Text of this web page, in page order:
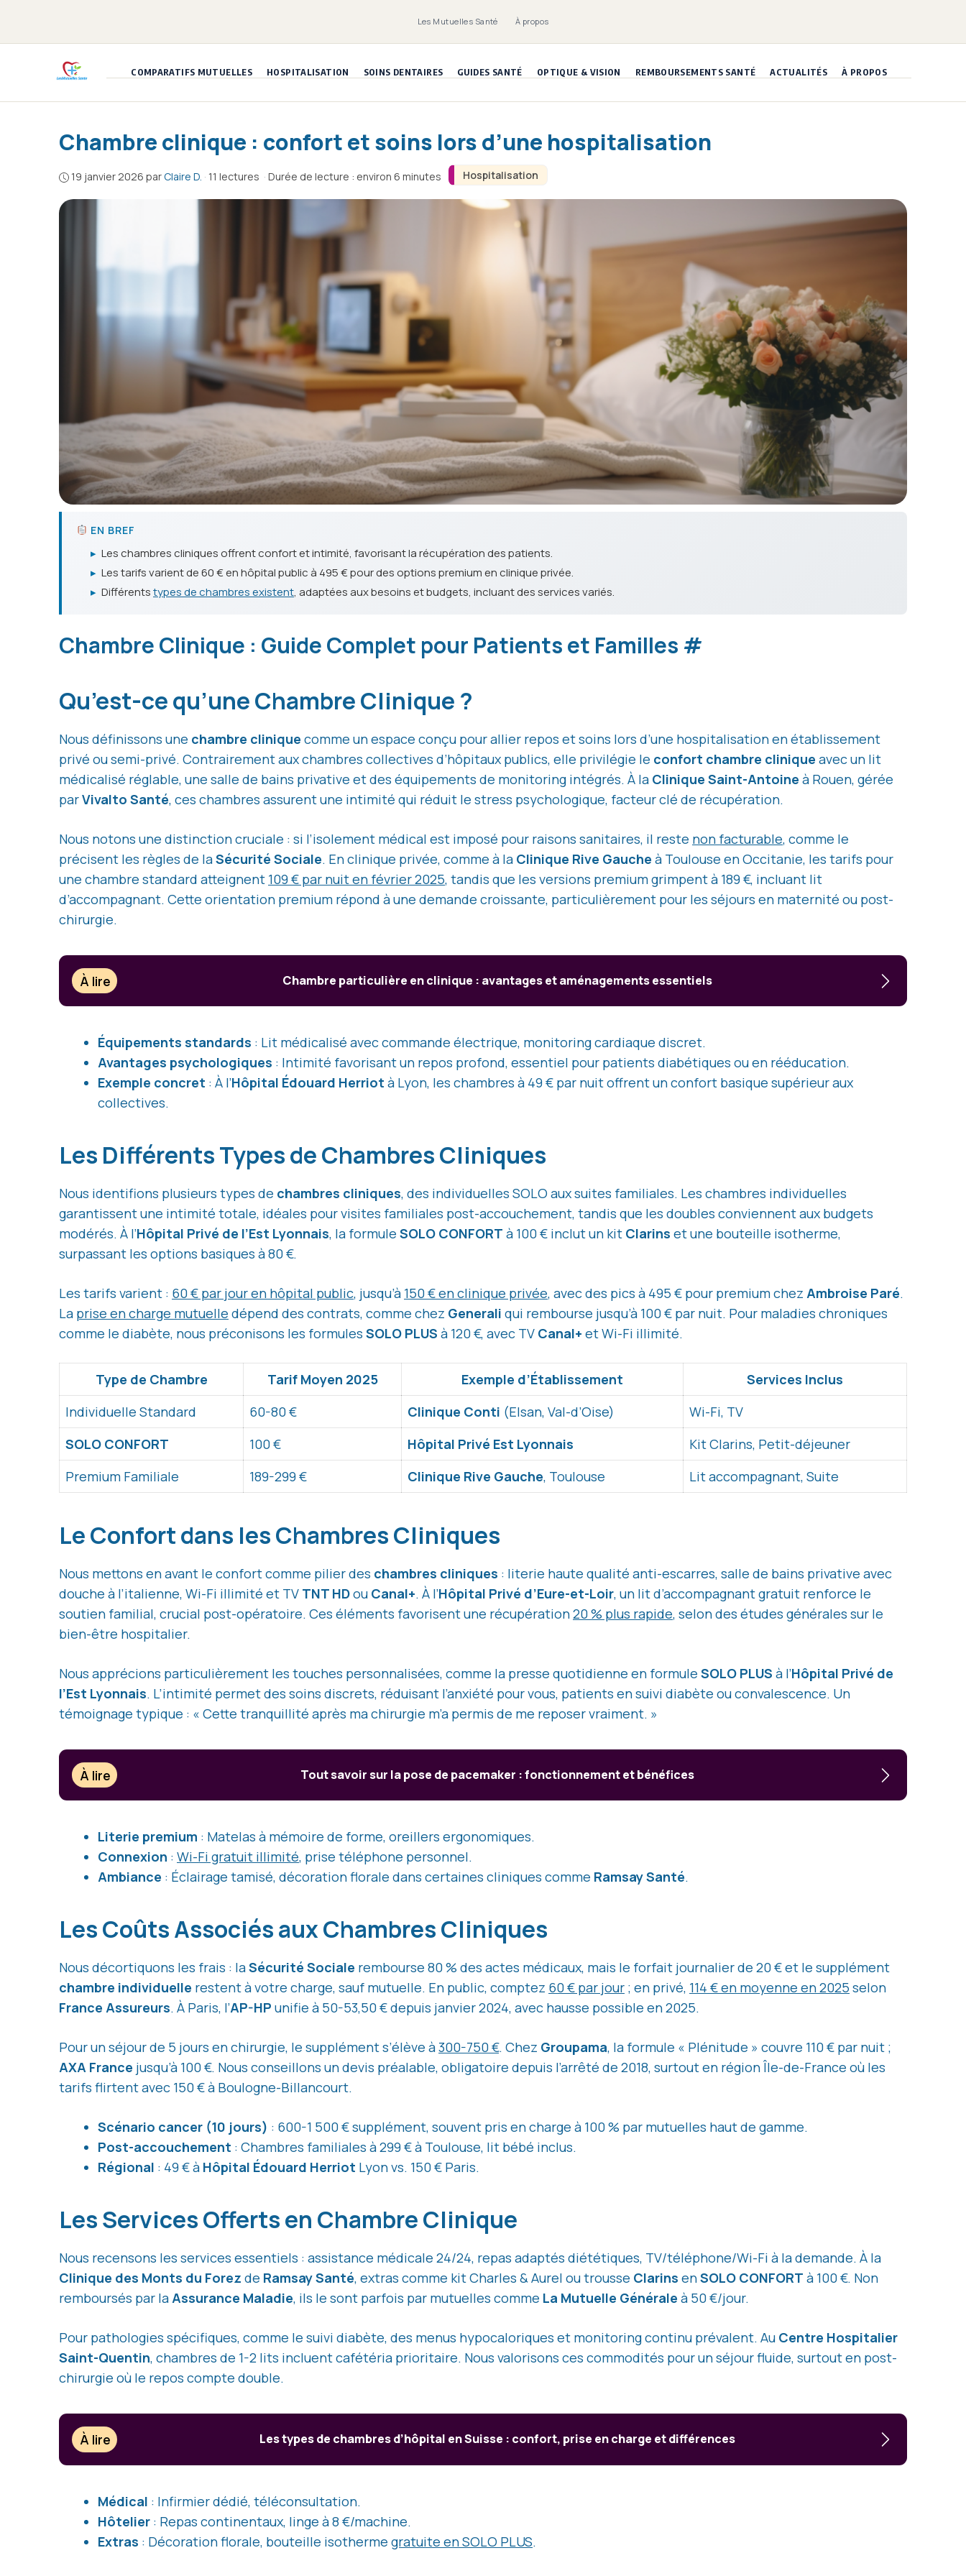
contenu
Les Mutuelles Santé À propos
COMPARATIFS MUTUELLES HOSPITALISATION SOINS DENTAIRES GUIDES SANTÉ OPTIQUE & VISION REMBOURSEMENTS SANTÉ ACTUALITÉS À PROPOS
Hospitalisation
Chambre clinique : confort et soins lors d’une hospitalisation
19 janvier 2026 par Claire D. · 11 lectures · Durée de lecture : environ 6 minutes
EN BREF
▸ Les chambres cliniques offrent confort et intimité, favorisant la récupération des patients.
▸ Les tarifs varient de 60 € en hôpital public à 495 € pour des options premium en clinique privée.
▸ Différentstypes de chambres existent, adaptées aux besoins et budgets, incluant des services variés.
Chambre Clinique : Guide Complet pour Patients et Familles #
Qu’est-ce qu’une Chambre Clinique ?
Nous définissons une chambre clinique comme un espace conçu pour allier repos et soins lors d’une hospitalisation en établissement
privé ou semi-privé. Contrairement aux chambres collectives d’hôpitaux publics, elle privilégie le confort chambre clinique avec un lit
médicalisé réglable, une salle de bains privative et des équipements de monitoring intégrés. À la Clinique Saint-Antoine à Rouen, gérée
parVivalto Santé, ces chambres assurent une intimité qui réduit le stress psychologique, facteur clé de récupération.
Nous notons une distinction cruciale : si l’isolement médical est imposé pour raisons sanitaires, il reste non facturable, comme le
précisent les règles de laSécurité Sociale. En clinique privée, comme à la Clinique Rive Gauche à Toulouse en Occitanie, les tarifs pour
une chambre standard atteignent 109 € par nuit en février 2025, tandis que les versions premium grimpent à 189 €, incluant lit
d’accompagnant. Cette orientation premium répond à une demande croissante, particulièrement pour les séjours en maternité ou post-
chirurgie.
À lire Chambre particulière en clinique : avantages et aménagements essentiels
Équipements standards : Lit médicalisé avec commande électrique, monitoring cardiaque discret.
Avantages psychologiques : Intimité favorisant un repos profond, essentiel pour patients diabétiques ou en rééducation.
Exemple concret : À l’Hôpital Édouard Herriot à Lyon, les chambres à 49 € par nuit offrent un confort basique supérieur aux
collectives.
Les Différents Types de Chambres Cliniques
Nous identifions plusieurs types de chambres cliniques, des individuelles SOLO aux suites familiales. Les chambres individuelles
garantissent une intimité totale, idéales pour visites familiales post-accouchement, tandis que les doubles conviennent aux budgets
modérés. À l’Hôpital Privé de l’Est Lyonnais, la formule SOLO CONFORT à 100 € inclut un kit Clarins et une bouteille isotherme,
surpassant les options basiques à 80 €.
Les tarifs varient : 60 € par jour en hôpital public, jusqu’à 150 € en clinique privée, avec des pics à 495 € pour premium chez Ambroise Paré.
La prise en charge mutuelle dépend des contrats, comme chez Generali qui rembourse jusqu’à 100 € par nuit. Pour maladies chroniques
comme le diabète, nous préconisons les formules SOLO PLUS à 120 €, avec TV Canal+ et Wi-Fi illimité.
Type de Chambre Tarif Moyen 2025 Exemple d’Établissement
Services Inclus
Individuelle Standard
60-80 € Clinique Conti (Elsan, Val-d’Oise)
Wi-Fi, TV
SOLO CONFORT
100 € Hôpital Privé Est Lyonnais
Kit Clarins, Petit-déjeuner
Premium Familiale
189-299 € Clinique Rive Gauche, Toulouse Lit accompagnant, Suite
Le Confort dans les Chambres Cliniques
Nous mettons en avant le confort comme pilier des chambres cliniques : literie haute qualité anti-escarres, salle de bains privative avec
douche à l’italienne, Wi-Fi illimité et TV TNT HDou Canal+. À l’Hôpital Privé d’Eure-et-Loir, un lit d’accompagnant gratuit renforce le
soutien familial, crucial post-opératoire. Ces éléments favorisent une récupération20 % plus rapide, selon des études générales sur le
bien-être hospitalier.
Nous apprécions particulièrement les touches personnalisées, comme la presse quotidienne en formule SOLO PLUS à l’Hôpital Privé de
l’Est Lyonnais. L’intimité permet des soins discrets, réduisant l’anxiété pour vous, patients en suivi diabète ou convalescence. Un
témoignage typique : « Cette tranquillité après ma chirurgie m’a permis de me reposer vraiment. »
À lire Tout savoir sur la pose de pacemaker : fonctionnement et bénéfices
Literie premium : Matelas à mémoire de forme, oreillers ergonomiques.
Connexion : Wi-Fi gratuit illimité, prise téléphone personnel.
Ambiance : Éclairage tamisé, décoration florale dans certaines cliniques comme Ramsay Santé.
Les Coûts Associés aux Chambres Cliniques
Nous décortiquons les frais : laSécurité Sociale rembourse 80 % des actes médicaux, mais le forfait journalier de 20 € et le supplément
chambre individuelle restent à votre charge, sauf mutuelle. En public, comptez 60 € par jour ; en privé, 114 € en moyenne en 2025 selon
France Assureurs. À Paris, l’AP-HP unifie à 50-53,50 € depuis janvier 2024, avec hausse possible en 2025.
Pour un séjour de 5 jours en chirurgie, le supplément s’élève à300-750 €. Chez Groupama, la formule « Plénitude » couvre 110 € par nuit ;
AXA France jusqu’à 100 €. Nous conseillons un devis préalable, obligatoire depuis l’arrêté de 2018, surtout en région Île-de-France où les
tarifs flirtent avec 150 € à Boulogne-Billancourt.
Scénario cancer (10 jours) : 600-1 500 € supplément, souvent pris en charge à 100 % par mutuelles haut de gamme.
Post-accouchement : Chambres familiales à 299 € à Toulouse, lit bébé inclus.
Régional : 49 € à Hôpital Édouard Herriot Lyon vs. 150 € Paris.
Les Services Offerts en Chambre Clinique
Nous recensons les services essentiels : assistance médicale 24/24, repas adaptés diététiques, TV/téléphone/Wi-Fi à la demande. À la
Clinique des Monts du Forez de Ramsay Santé, extras comme kit Charles & Aurel ou trousse Clarins enSOLO CONFORT à 100 €. Non
remboursés par laAssurance Maladie, ils le sont parfois par mutuelles comme La Mutuelle Générale à 50 €/jour.
Pour pathologies spécifiques, comme le suivi diabète, des menus hypocaloriques et monitoring continu prévalent. Au Centre Hospitalier
Saint-Quentin, chambres de 1-2 lits incluent cafétéria prioritaire. Nous valorisons ces commodités pour un séjour fluide, surtout en post-
chirurgie où le repos compte double.
À lire Les types de chambres d’hôpital en Suisse : confort, prise en charge et différences
Médical : Infirmier dédié, téléconsultation.
Hôtelier : Repas continentaux, linge à 8 €/machine.
Extras : Décoration florale, bouteille isotherme gratuite en SOLO PLUS.